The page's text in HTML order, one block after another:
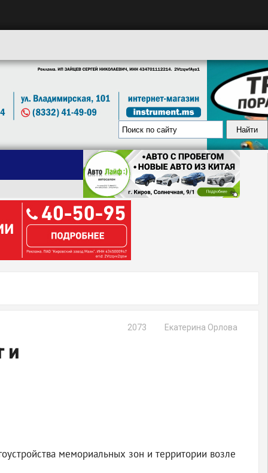
Екатерина Орлова
2073
и
мемориальных зон и территории возле